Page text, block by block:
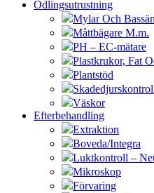
Odlingsutrustning
Mylar Och
Måttbägare M.m.
PH – EC-mätare
Plastkrukor, Fat
Plantstöd
Väskor
Efterbehandling
Extraktion
Boveda/Integra
Luktkontroll –
Mikroskop
Förvaring